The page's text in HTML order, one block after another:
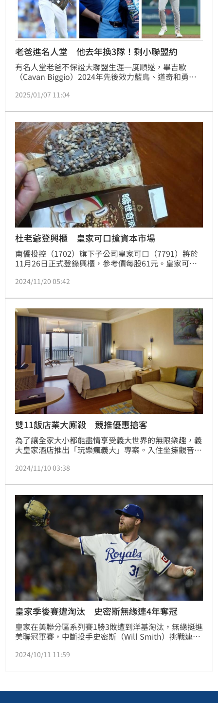
老爸進名人堂 他去年換3隊！剩小聯盟約
有名人堂老爸不保證大聯盟生涯一度順遂，畢吉歐
（Cavan Biggio）2024年先後效力藍鳥、道奇和勇
2025/01/07 11:04
杜老爺登興櫃 皇家可口搶資本市場
南僑投控（1702）旗下子公司皇家可口（7791）將於
11月26日正式登錄興櫃，參考價每股61元。皇家可口
成。今年前10月合併獲利達3.49億元，EPS達4.99元，
2024/11/20 05:42
雙11飯店業大廝殺 競推優惠搶客
為了讓全家大小都能盡情享受義大世界的無限樂趣，義
大皇家酒店推出「玩樂瘋義大」專案。入住坐擁觀音山
的豐盛自助式早餐2客及義大遊樂世界單日票2張，優惠
施及精彩表演，絕對是與家人朋友出遊的絕佳選擇。此
外，因應高雄近期眾多的國內外音樂盛事，而祭出了超
值加碼優惠，凡持「2024年高雄任一場演唱會或展覽
票根」即可享免費升等至面相義大摩天輪美景的豪華家
庭房，無論是已經擁有演唱會門票的歌迷，或是計劃來
高雄遊玩的旅客，都千萬不要錯過。
2024/11/10 03:38
皇家季後賽遭淘汰 史密斯無緣連4年奪冠
皇家在美聯分區系列賽1勝3敗遭到洋基淘汰，無緣挺進
美聯冠軍賽，中斷投手史密斯（Will Smith）挑戰連續
2024/10/11 11:59